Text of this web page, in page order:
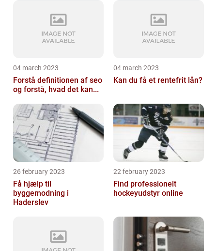
04 march 2023
Forstå definitionen af seo
og forstå, hvad det kan...
04 march 2023
Kan du få et rentefrit lån?
26 february 2023
Få hjælp til
byggemodning i
Haderslev
22 february 2023
Find professionelt
hockeyudstyr online